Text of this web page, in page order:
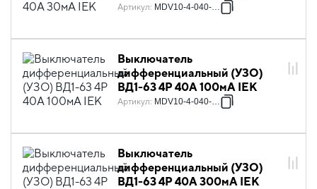
Артикул: MDV10-4-040-030
Выключатель
дифференциальный (УЗО)
ВД1-63 4Р 40А 100мА IEK
Артикул: MDV10-4-040-100
Выключатель
дифференциальный (УЗО)
ВД1-63 4Р 40А 300мА IEK